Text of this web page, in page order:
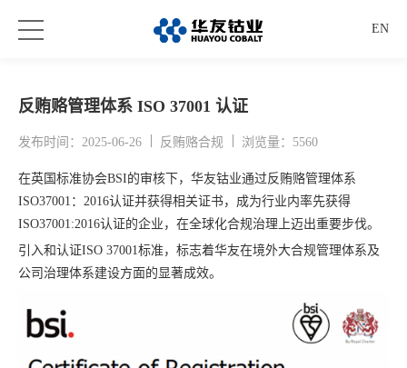
EN
反贿赂管理体系 ISO 37001 认证
发布时间：2025-06-26 反贿赂合规 浏览量：5560
在英国标准协会BSI的审核下，华友钴业通过反贿赂管理体系
ISO37001：2016认证并获得相关证书，成为行业内率先获得
ISO37001:2016认证的企业，在全球化合规治理上迈出重要步伐。
引入和认证ISO 37001标准，标志着华友在境外大合规管理体系及
公司治理体系建设方面的显著成效。